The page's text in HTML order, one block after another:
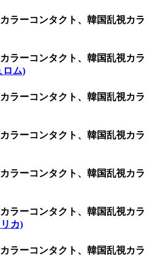
ラーコンタクト、韓国乱視カラ
ラーコンタクト、韓国乱視カラ
ロム)
ラーコンタクト、韓国乱視カラ
ラーコンタクト、韓国乱視カラ
ラーコンタクト、韓国乱視カラ
ラーコンタクト、韓国乱視カラ
カ)
ラーコンタクト、韓国乱視カラ